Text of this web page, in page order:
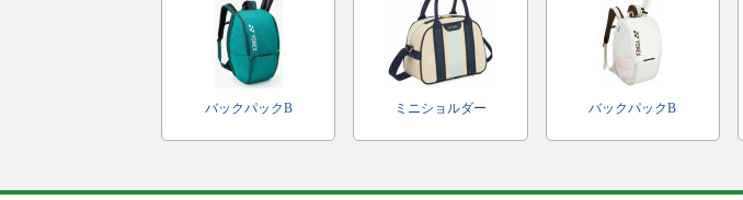
バックパックB ミニショルダー バックパックB